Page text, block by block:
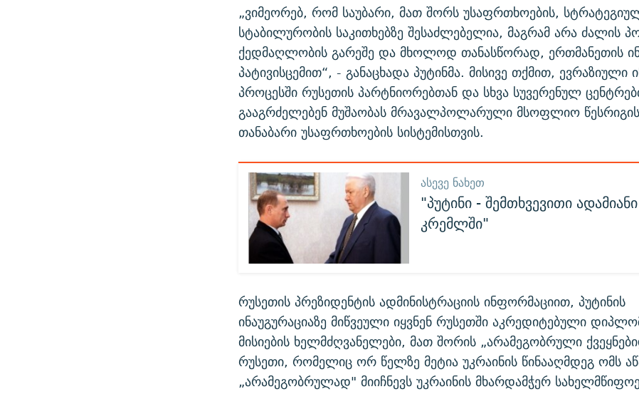
„ვიმეორებ, რომ საუბარი, მათ შორს უსაფრთხოების,
სტაბილურობის საკითხებზე შესაძლებელია, მაგრამ არა ძალის
ქედმაღლობის გარეშე და მხოლოდ თანასწორად, ერთმანეთის
პატივისცემით“, - განაცხადა პუტინმა. მისივე თქმით, ევრაზიული
პროცესში რუსეთის პარტნიორებთან და სხვა სუვერენულ
გააგრძელებენ მუშაობას მრავალპოლარული მსოფლიო
თანაბარი უსაფრთხოების სისტემისთვის.
ᲐᲡᲔᲕᲔ ᲜᲐᲮᲔᲗ
"პუტინი - შემთხვევითი ადამიანი
კრემლში"
რუსეთის პრეზიდენტის ადმინისტრაციის ინფორმაციით, პუტინის
ინაუგურაციაზე მიწვეული იყვნენ რუსეთში აკრედიტებული
მისიების ხელმძღვანელები, მათ შორის „არამეგობრული
რუსეთი, რომელიც ორ წელზე მეტია უკრაინის წინააღმდეგ ომს
„არამეგობრულად" მიიჩნევს უკრაინის მხარდამჭერ